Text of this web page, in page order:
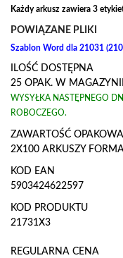
Każdy arkusz zawiera 3
POWIĄZANE PLIKI
Szablon Word dla 21031
ILOŚĆ DOSTĘPNA
25 OPAK. W
WYSYŁKA NASTĘPNEGO
ROBOCZEGO.
ZAWARTOŚĆ
2X100 ARKUSZY
KOD EAN
5903424622597
KOD PRODUKTU
21731X3
REGULARNA CENA